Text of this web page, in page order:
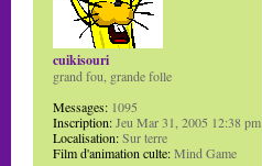
cuikisouri
grand fou, grande folle
Messages: 1095
Inscription:Jeu Mar 31, 2005 12:38 pm
Localisation:Sur terre
Film d'animation culte:Mind Game